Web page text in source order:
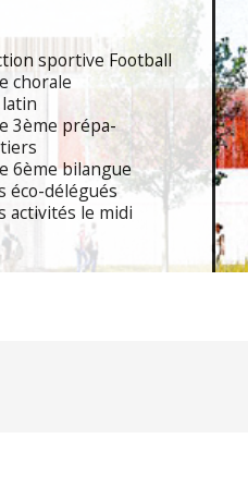
sportive Football
chorale
3ème prépa-
6ème bilangue
éco-délégués
activités le midi